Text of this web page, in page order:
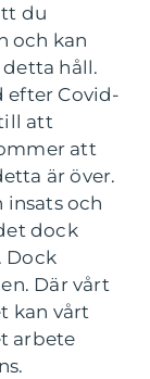
du
och kan
håll.
efter Covid-
att
att
är över.
insats och
dock
Dock
Där vårt
kan vårt
arbete